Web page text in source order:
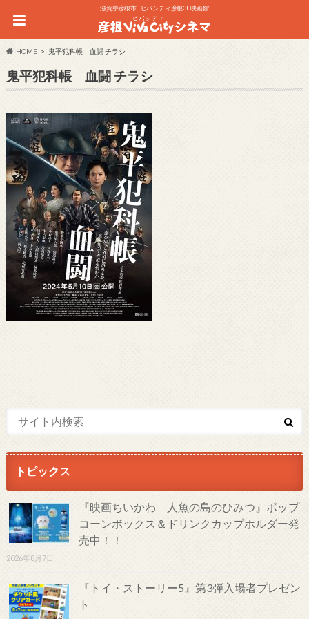
滋賀県彦根市 | ビバシティ彦根3F 映画館
HOME 鬼平犯科帳 血闘 チラシ
鬼平犯科帳 血闘 チラシ
トピックス
『映画ちいかわ 人魚の島のひみつ』ポップ
コーンボックス＆ドリンクカップホルダー発
売中！！
2026年8月7日
『トイ・ストーリー5』第3弾入場者プレゼン
ト